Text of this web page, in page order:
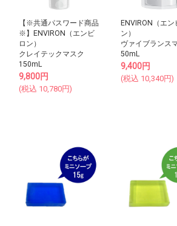
【※共通パスワード商品
※】ENVIRON（エンビ
ロン）
クレイテックマスク
150mL
9,800円
(税込 10,780円)
ENVIRON（エン
ン）
ヴァイブランス
50mL
9,400円
(税込 10,340円)